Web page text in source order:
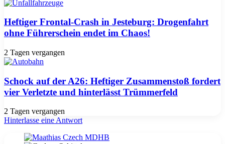
Heftiger Frontal-Crash in Jesteburg: Drogenfahrt
ohne Führerschein endet im Chaos!
2 Tagen vergangen
Schock auf der A26: Heftiger Zusammenstoß fordert
vier Verletzte und hinterlässt Trümmerfeld
2 Tagen vergangen
Hinterlasse eine Antwort